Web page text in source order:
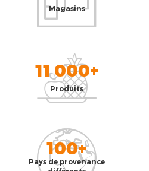
Magasins
11 000+
Produits
100+
Pays de provenance